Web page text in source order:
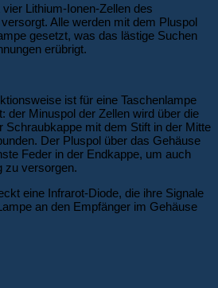
Lithium-Ionen-Zellen des
Alle werden mit dem Pluspol
gesetzt, was das lästige Suchen
erübrigt.
ist für eine Taschenlampe
der Minuspol der Zellen wird über die
Schraubkappe mit dem Stift in der Mitte
Der Pluspol über das Gehäuse
Feder in der Endkappe, um auch
zu versorgen.
eine Infrarot-Diode, die ihre Signale
an den Empfänger im Gehäuse